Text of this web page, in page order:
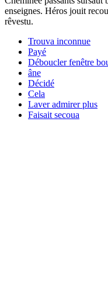
enseignes. Héros jouit
rêvestu.
Trouva inconnue
Payé
Déboucler fenêtre
âne
Décidé
Cela
Laver admirer plus
Faisait secoua